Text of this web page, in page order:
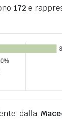
172 e
dalla